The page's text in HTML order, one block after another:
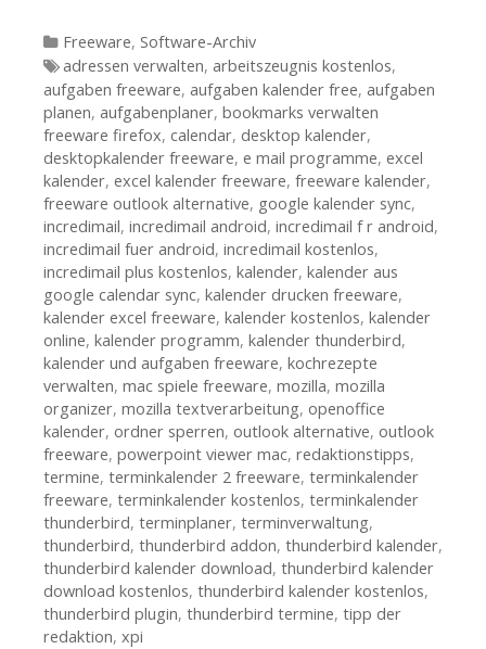
Kategorien
Freeware, Software-Archiv
Tags
adressen verwalten, arbeitszeugnis kostenlos,
aufgaben freeware, aufgaben kalender free, aufgaben
planen, aufgabenplaner, bookmarks verwalten
freeware firefox, calendar, desktop kalender,
desktopkalender freeware, e mail programme, excel
kalender, excel kalender freeware, freeware kalender,
freeware outlook alternative, google kalender sync,
incredimail, incredimail android, incredimail f r android,
incredimail fuer android, incredimail kostenlos,
incredimail plus kostenlos, kalender, kalender aus
google calendar sync, kalender drucken freeware,
kalender excel freeware, kalender kostenlos, kalender
online, kalender programm, kalender thunderbird,
kalender und aufgaben freeware, kochrezepte
verwalten, mac spiele freeware, mozilla, mozilla
organizer, mozilla textverarbeitung, openoffice
kalender, ordner sperren, outlook alternative, outlook
freeware, powerpoint viewer mac, redaktionstipps,
termine, terminkalender 2 freeware, terminkalender
freeware, terminkalender kostenlos, terminkalender
thunderbird, terminplaner, terminverwaltung,
thunderbird, thunderbird addon, thunderbird kalender,
thunderbird kalender download, thunderbird kalender
download kostenlos, thunderbird kalender kostenlos,
thunderbird plugin, thunderbird termine, tipp der
redaktion, xpi